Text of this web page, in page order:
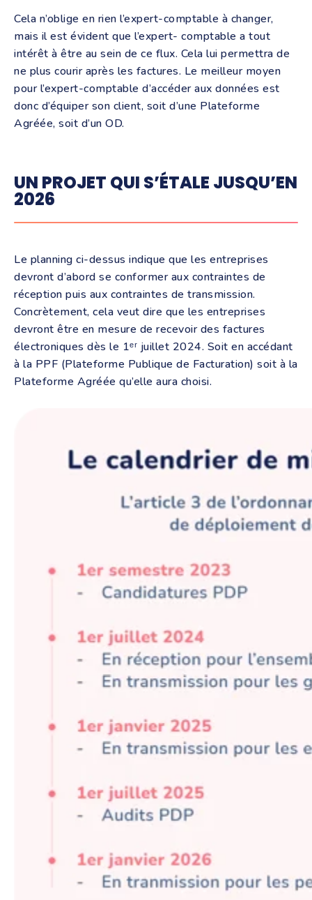
Cela n’oblige en rien l’expert-comptable à changer,
mais il est évident que l’expert- comptable a tout
intérêt à être au sein de ce flux. Cela lui permettra de
ne plus courir après les factures. Le meilleur moyen
pour l’expert-comptable d’accéder aux données est
donc d’équiper son client, soit d’une Plateforme
Agréée, soit d’un OD.
UN PROJET QUI S’ÉTALE JUSQU’EN
2026
Le planning ci-dessus indique que les entreprises
devront d’abord se conformer aux contraintes de
réception puis aux contraintes de transmission.
Concrètement, cela veut dire que les entreprises
devront être en mesure de recevoir des factures
électroniques dès le 1ᵉʳ juillet 2024. Soit en accédant
à la PPF (Plateforme Publique de Facturation) soit à la
Plateforme Agréée qu’elle aura choisi.